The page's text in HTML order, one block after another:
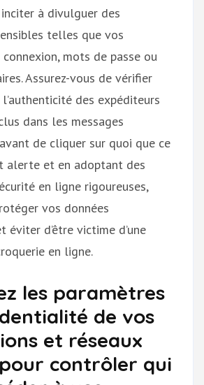
à divulguer des
telles que vos
mots de passe ou
Assurez-vous de vérifier
des expéditeurs
dans les messages
de cliquer sur quoi que ce
alerte et en adoptant des
en ligne rigoureuses,
vos données
éviter d’être victime d’une
en ligne.
les paramètres
de vos
et réseaux
contrôler qui